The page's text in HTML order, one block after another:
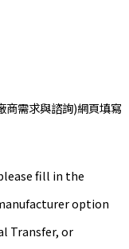
商需求與諮詢)網頁填寫
fill in the
option
Transfer, or